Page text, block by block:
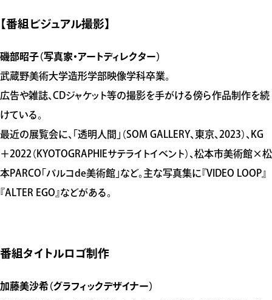
【番組ビジュアル撮影】
磯部昭子（写真家・アートディレクター）
武蔵野美術大学造形学部映像学科卒業。
広告や雑誌、CDジャケット等の撮影を手がける傍ら作品制作を続
けている。
最近の展覧会に、「透明人間」（SOM GALLERY、東京、2023）、KG
＋2022（KYOTOGRAPHIEサテライトイベント）、松本市美術館×松
本PARCO「パルコde美術館」など。主な写真集に『VIDEO LOOP』
『ALTER EGO』などがある。
番組タイトルロゴ制作
加藤美沙希（グラフィックデザイナー）